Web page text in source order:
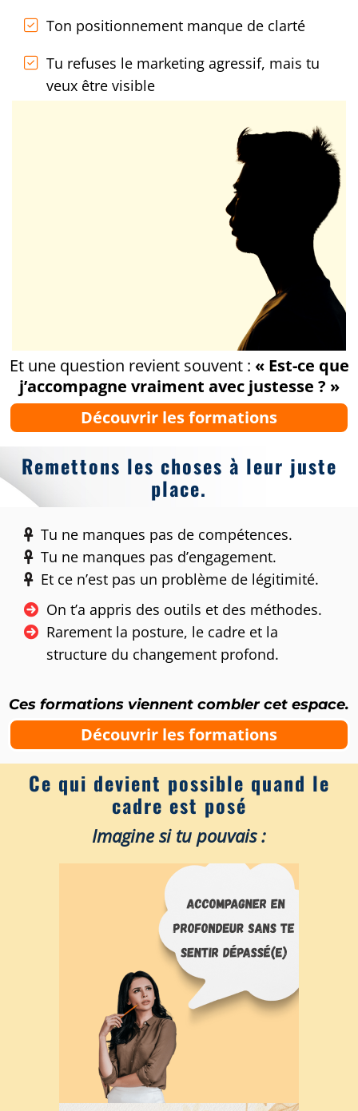
Ton positionnement manque de clarté
Tu refuses le marketing agressif, mais tu
veux être visible
Et une question revient souvent : « Est-ce que
j’accompagne vraiment avec justesse ? »
Découvrir les formations
Remettons les choses à leur juste
place.
Tu ne manques pas de compétences.
Tu ne manques pas d’engagement.
Et ce n’est pas un problème de légitimité.
On t’a appris des outils et des méthodes.
Rarement la posture, le cadre et la
structure du changement profond.
Ces formations viennent combler cet espace.
Découvrir les formations
Ce qui devient possible quand le
cadre est posé
Imagine si tu pouvais :